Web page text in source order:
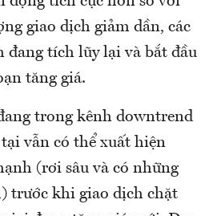
giao dịch giảm dần, các
đang tích lũy lại và bắt đầu
tăng giá.
trong kênh downtrend
vẫn có thể xuất hiện
(rơi sâu và có những
trước khi giao dịch chặt